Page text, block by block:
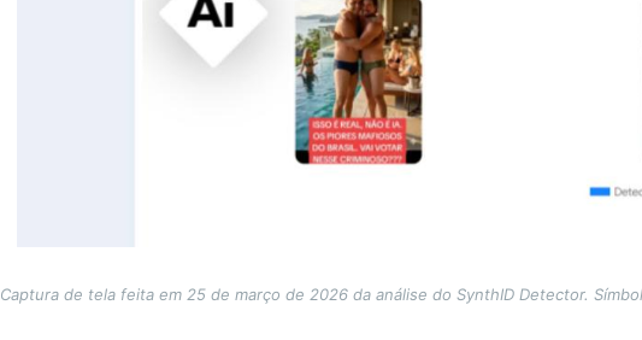
Captura de tela feita em 25 de março de 2026 da análise do SynthID Detector.